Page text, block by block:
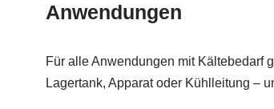
Anwendungen
Für alle Anwendungen mit Kältebedarf
Lagertank, Apparat oder Kühlleitung –